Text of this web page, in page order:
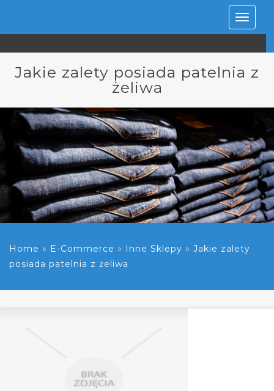
Rozwiń
Jakie zalety posiada patelnia z
żeliwa
Home » E-Commerce » Inne Sklepy » Jakie zalety
posiada patelnia z żeliwa